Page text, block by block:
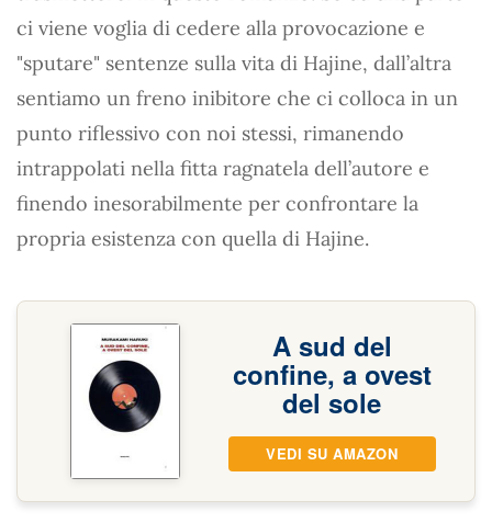
ci viene voglia di cedere alla provocazione e
"sputare" sentenze sulla vita di Hajine, dall’altra
sentiamo un freno inibitore che ci colloca in un
punto riflessivo con noi stessi, rimanendo
intrappolati nella fitta ragnatela dell’autore e
finendo inesorabilmente per confrontare la
propria esistenza con quella di Hajine.
A sud del
confine, a ovest
del sole
VEDI SU AMAZON